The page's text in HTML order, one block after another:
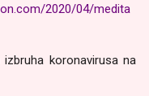
2020/04/medita
koronavirusa na